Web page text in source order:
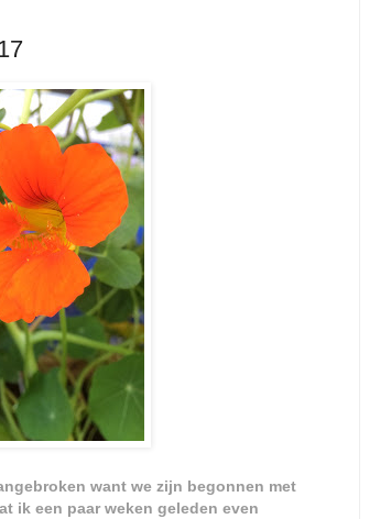
want we zijn begonnen met
ik een paar weken geleden even